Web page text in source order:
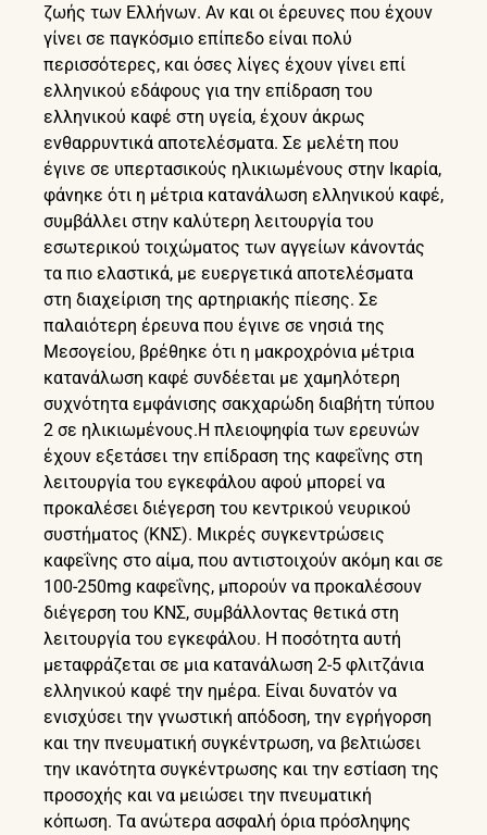
ζωής των Ελλήνων. Αν και οι έρευνες που έχουν
γίνει σε παγκόσμιο επίπεδο είναι πολύ
περισσότερες, και όσες λίγες έχουν γίνει επί
ελληνικού εδάφους για την επίδραση του
ελληνικού καφέ στη υγεία, έχουν άκρως
ενθαρρυντικά αποτελέσματα. Σε μελέτη που
έγινε σε υπερτασικούς ηλικιωμένους στην Ικαρία,
φάνηκε ότι η μέτρια κατανάλωση ελληνικού καφέ,
συμβάλλει στην καλύτερη λειτουργία του
εσωτερικού τοιχώματος των αγγείων κάνοντάς
τα πιο ελαστικά, με ευεργετικά αποτελέσματα
στη διαχείριση της αρτηριακής πίεσης. Σε
παλαιότερη έρευνα που έγινε σε νησιά της
Μεσογείου, βρέθηκε ότι η μακροχρόνια μέτρια
κατανάλωση καφέ συνδέεται με χαμηλότερη
συχνότητα εμφάνισης σακχαρώδη διαβήτη τύπου
2 σε ηλικιωμένους.Η πλειοψηφία των ερευνών
έχουν εξετάσει την επίδραση της καφεΐνης στη
λειτουργία του εγκεφάλου αφού μπορεί να
προκαλέσει διέγερση του κεντρικού νευρικού
συστήματος (ΚΝΣ). Μικρές συγκεντρώσεις
καφεΐνης στο αίμα, που αντιστοιχούν ακόμη και σε
100-250mg καφεΐνης, μπορούν να προκαλέσουν
διέγερση του ΚΝΣ, συμβάλλοντας θετικά στη
λειτουργία του εγκεφάλου. Η ποσότητα αυτή
μεταφράζεται σε μια κατανάλωση 2-5 φλιτζάνια
ελληνικού καφέ την ημέρα. Είναι δυνατόν να
ενισχύσει την γνωστική απόδοση, την εγρήγορση
και την πνευματική συγκέντρωση, να βελτιώσει
την ικανότητα συγκέντρωσης και την εστίαση της
προσοχής και να μειώσει την πνευματική
κόπωση. Τα ανώτερα ασφαλή όρια πρόσληψης